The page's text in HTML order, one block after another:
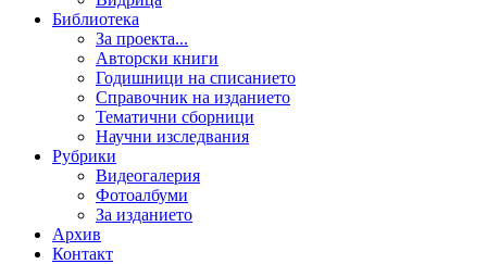
Библиотека
За проекта...
Авторски книги
Годишници на списанието
Справочник на изданието
Тематични сборници
Научни изследвания
Рубрики
Видеогалерия
Фотоалбуми
За изданието
Архив
Контакт